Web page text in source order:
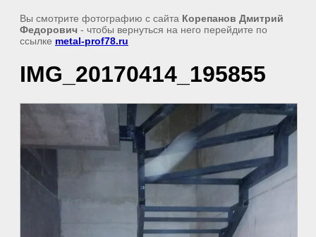
Вы смотрите фотографию с сайта Корепанов Дмитрий
Федорович - чтобы вернуться на него перейдите по
ссылке metal-prof78.ru
IMG_20170414_195855